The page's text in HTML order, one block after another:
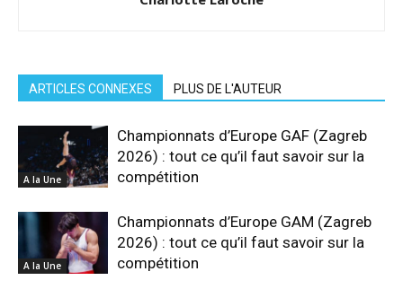
ARTICLES CONNEXES PLUS DE L'AUTEUR
A la Une
Championnats d’Europe GAF (Zagreb
2026) : tout ce qu’il faut savoir sur la
compétition
A la Une
Championnats d’Europe GAM (Zagreb
2026) : tout ce qu’il faut savoir sur la
compétition